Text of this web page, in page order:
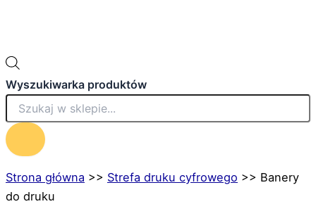
Wyszukiwarka produktów
Strona główna >> Strefa druku cyfrowego >> Banery
do druku